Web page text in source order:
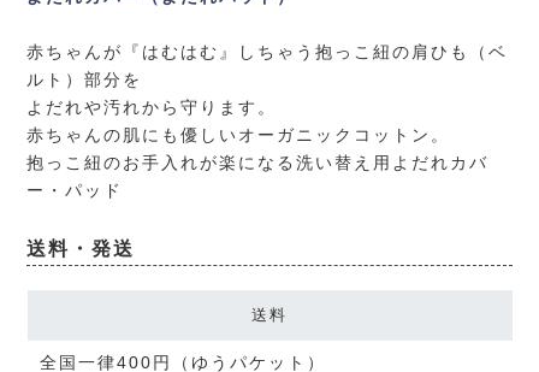
赤ちゃんが『はむはむ』しちゃう抱っこ紐の肩ひも（ベ
ルト）部分を
よだれや汚れから守ります。
赤ちゃんの肌にも優しいオーガニックコットン。
抱っこ紐のお手入れが楽になる洗い替え用よだれカバ
ー・パッド
送料・発送
送料
全国一律400円（ゆうパケット）